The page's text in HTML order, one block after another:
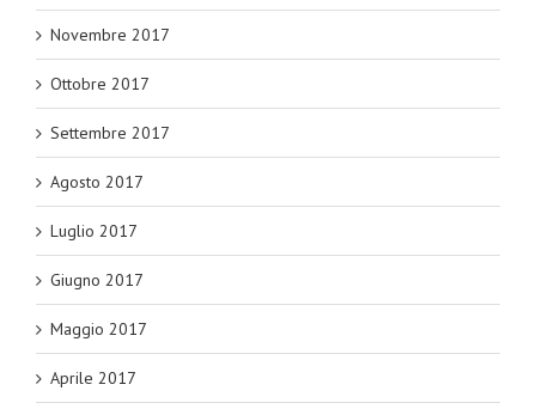
Novembre 2017
Ottobre 2017
Settembre 2017
Agosto 2017
Luglio 2017
Giugno 2017
Maggio 2017
Aprile 2017